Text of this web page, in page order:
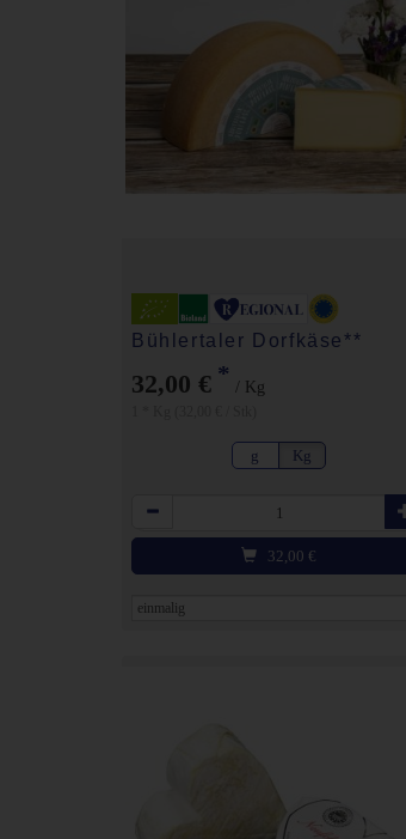
Bühlertaler Dorfkäse**
32,00 € * / Kg
g Kg
Anzahl
32,00 €